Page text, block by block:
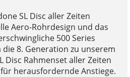
SL Disc aller Zeiten
Aero-Rohrdesign und das
500 Series
die 8. Generation zu unserem
Disc Rahmenset aller Zeiten
herausfordernde Anstiege.